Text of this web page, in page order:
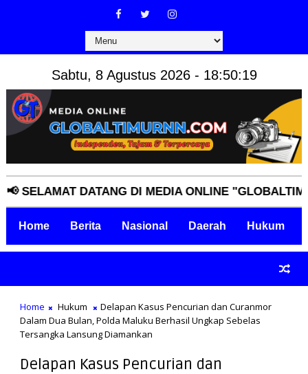
Sabtu, 8 Agustus 2026 - 18:50:21
DATANG DI MEDIA ONLINE
Home Berita Nasional Daerah Hukum
Home Hukum
Delapan Kasus Pencurian dan Curanmor
Dalam Dua Bulan, Polda Maluku Berhasil Ungkap Sebelas
Tersangka Lansung Diamankan
Delapan Kasus Pencurian dan